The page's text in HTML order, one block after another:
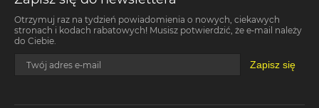
Otrzymuj raz na tydzień powiadomienia o nowych, ciekawych
stronach i kodach rabatowych! Musisz potwierdzić, że e-mail należy
do Ciebie.
Twój adres e-mail Zapisz się